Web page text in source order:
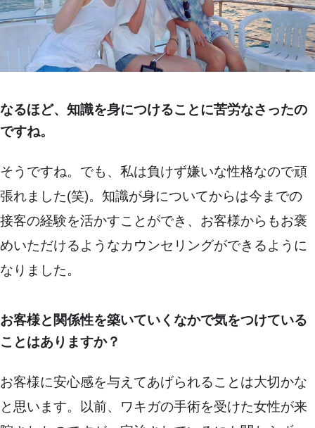
なるほど、知識を身につけることに苦労なさったの
ですね。
そうですね。でも、私は負けず嫌いな性格なので頑
張れました(笑)。知識が身についてからは今までの
接客の経験を活かすことができ、お客様からもお褒
めいただけるようなカウンセリングができるように
なりました。
お客様と関係性を築いていくなかで気をつけている
ことはありますか？
お客様に安心感を与えてあげられることは大切かな
と思います。以前、ワキガの手術を受けた女性が来